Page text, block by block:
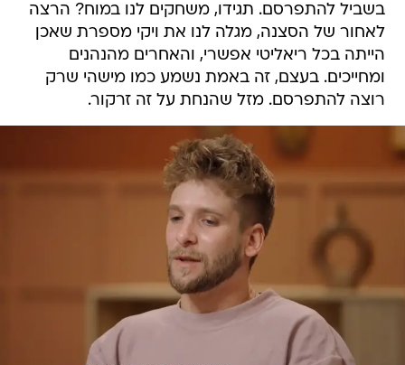
בשביל להתפרסם. תגידו, משחקים לנו במוח? הרצה
לאחור של הסצנה, מגלה לנו את ויקי מספרת שאכן
הייתה בכל ריאליטי אפשרי, והאחרים מהנהנים
ומחייכים. בעצם, זה באמת נשמע כמו מישהי שרק
רוצה להתפרסם. מזל שהנחת על זה זרקור.